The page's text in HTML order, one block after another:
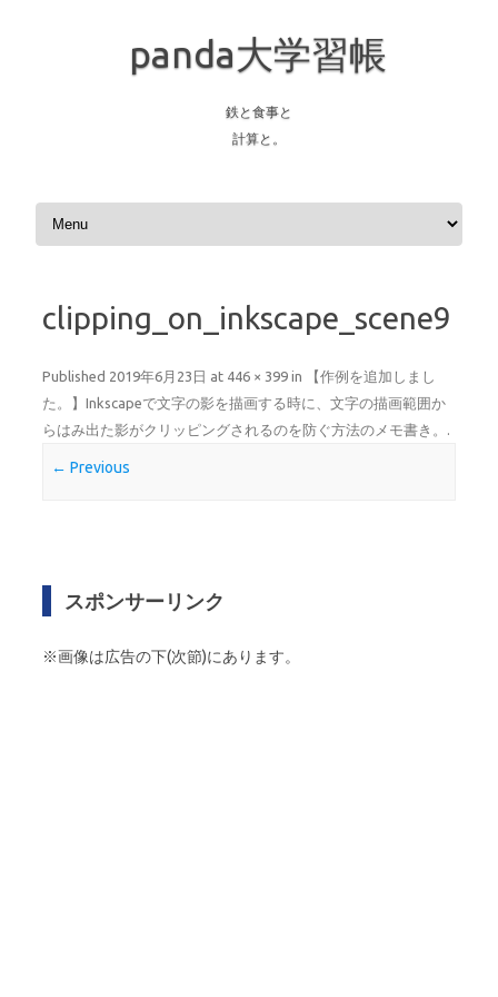
panda大学習帳
鉄と食事と
計算と。
Skip to content
clipping_on_inkscape_scene9
Published 2019年6月23日 at 446 × 399 in
【作例を追加しまし
た。】Inkscapeで文字の影を描画する時に、文字の描画範囲か
らはみ出た影がクリッピングされるのを防ぐ方法のメモ書き。 .
← Previous
スポンサーリンク
※画像は広告の下(次節)にあります。